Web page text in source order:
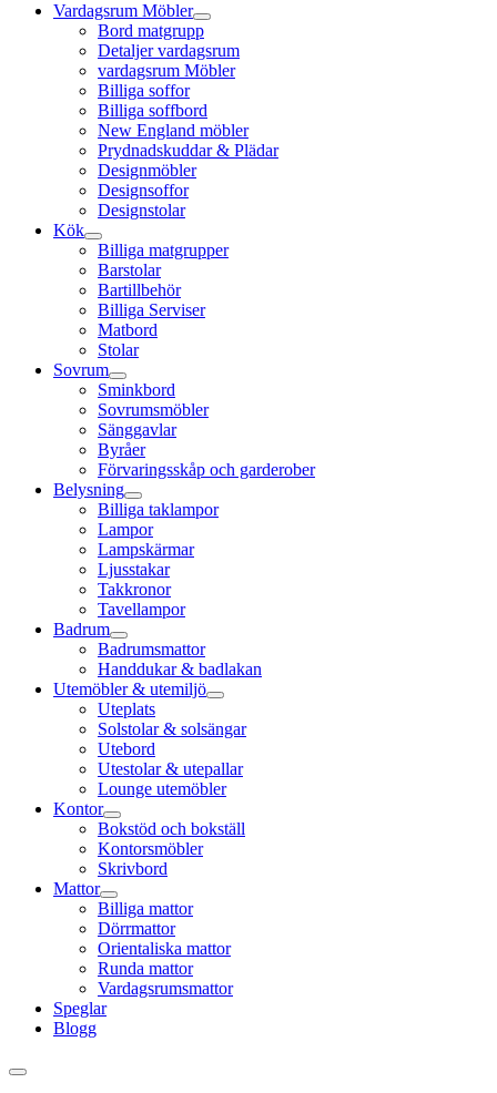
Vardagsrum Möbler
Bord matgrupp
Detaljer vardagsrum
vardagsrum Möbler
Billiga soffor
Billiga soffbord
New England möbler
Prydnadskuddar & Plädar
Designmöbler
Designsoffor
Designstolar
Kök
Billiga matgrupper
Barstolar
Bartillbehör
Billiga Serviser
Matbord
Stolar
Sovrum
Sminkbord
Sovrumsmöbler
Sänggavlar
Byråer
Förvaringsskåp och garderober
Belysning
Billiga taklampor
Lampor
Lampskärmar
Ljusstakar
Takkronor
Tavellampor
Badrum
Badrumsmattor
Handdukar & badlakan
Utemöbler & utemiljö
Uteplats
Solstolar & solsängar
Utebord
Utestolar & utepallar
Lounge utemöbler
Kontor
Bokstöd och bokställ
Kontorsmöbler
Skrivbord
Mattor
Billiga mattor
Dörrmattor
Orientaliska mattor
Runda mattor
Vardagsrumsmattor
Speglar
Blogg